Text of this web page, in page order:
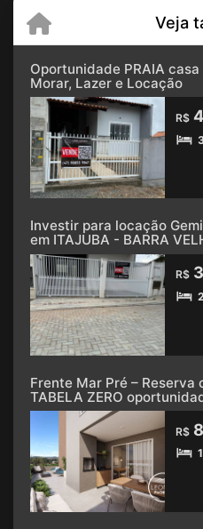
Veja
Oportunidade PRAIA
Morar, Lazer e Locação
R$
Investir para locação
em ITAJUBA - BARRA
R$
2
Frente Mar Pré – Reserva
TABELA ZERO
R$
1